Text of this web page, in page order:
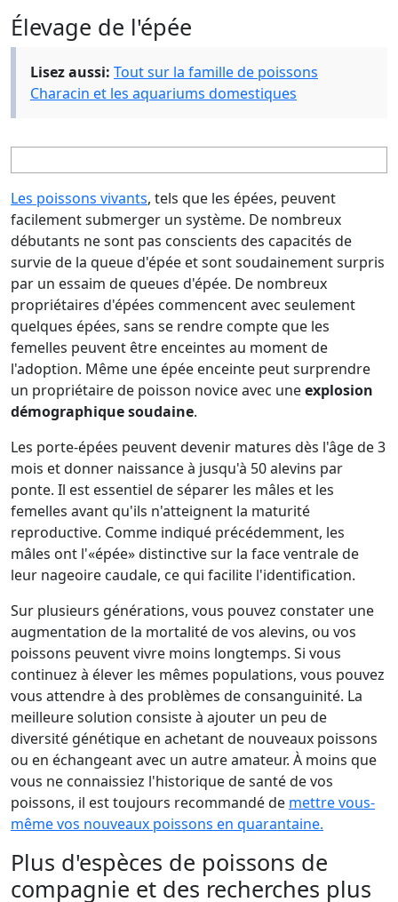
Élevage de l'épée
Lisez aussi: Tout sur la famille de poissons
Characin et les aquariums domestiques
Les poissons vivants, tels que les épées, peuvent
facilement submerger un système. De nombreux
débutants ne sont pas conscients des capacités de
survie de la queue d'épée et sont soudainement surpris
par un essaim de queues d'épée. De nombreux
propriétaires d'épées commencent avec seulement
quelques épées, sans se rendre compte que les
femelles peuvent être enceintes au moment de
l'adoption. Même une épée enceinte peut surprendre
un propriétaire de poisson novice avec uneexplosion
démographique soudaine.
Les porte-épées peuvent devenir matures dès l'âge de 3
mois et donner naissance à jusqu'à 50 alevins par
ponte. Il est essentiel de séparer les mâles et les
femelles avant qu'ils n'atteignent la maturité
reproductive. Comme indiqué précédemment, les
mâles ont l'«épée» distinctive sur la face ventrale de
leur nageoire caudale, ce qui facilite l'identification.
Sur plusieurs générations, vous pouvez constater une
augmentation de la mortalité de vos alevins, ou vos
poissons peuvent vivre moins longtemps. Si vous
continuez à élever les mêmes populations, vous pouvez
vous attendre à des problèmes de consanguinité. La
meilleure solution consiste à ajouter un peu de
diversité génétique en achetant de nouveaux poissons
ou en échangeant avec un autre amateur. À moins que
vous ne connaissiez l'historique de santé de vos
poissons, il est toujours recommandé de mettre vous-
même vos nouveaux poissons en quarantaine.
Plus d'espèces de poissons de
compagnie et des recherches plus